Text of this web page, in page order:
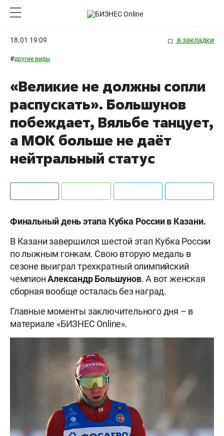
18.01 19:09 в закладки
#другие виды
«Великие не должны сопли
распускать». Большунов
побеждает, Вяльбе танцует,
а МОК больше не даёт
нейтральный статус
Финальный день этапа Кубка России в Казани.
В Казани завершился шестой этап Кубка России
по лыжным гонкам. Свою вторую медаль в
сезоне выиграл трехкратный олимпийский
чемпионАлександр Большунов. А вот женская
сборная вообще осталась без наград.
Главные моменты заключительного дня – в
материале «БИЗНЕС Online».